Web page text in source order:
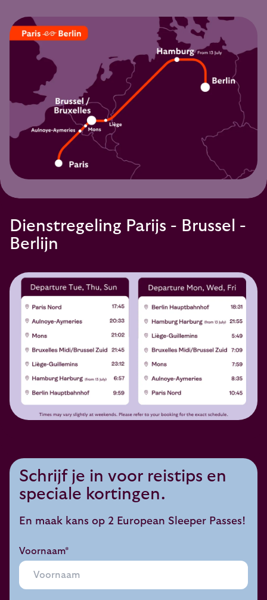
Dienstregeling Parijs - Brussel -
Berlijn
Schrijf je in voor reistips en
speciale kortingen.
En maak kans op 2 European Sleeper Passes!
Voornaam*